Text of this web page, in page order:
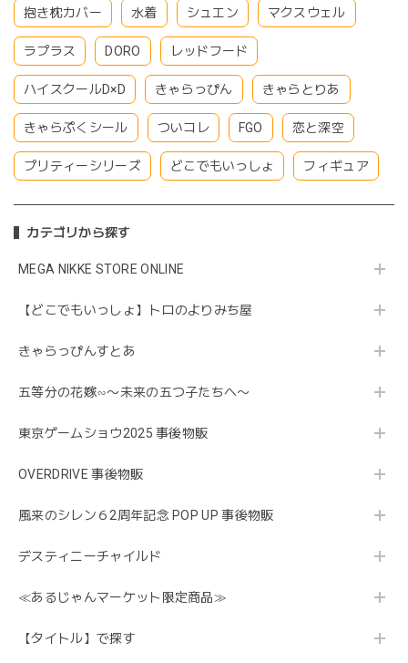
抱き枕カバー 水着 シュエン マクスウェル
ラプラス DORO レッドフード
ハイスクールD×D きゃらっぴん きゃらとりあ
きゃらぷくシール ついコレ FGO 恋と深空
プリティーシリーズ どこでもいっしょ フィギュア
カテゴリから探す
MEGA NIKKE STORE ONLINE
【どこでもいっしょ】トロのよりみち屋
きゃらっぴんすとあ
五等分の花嫁∽〜未来の五つ子たちへ〜
東京ゲームショウ2025 事後物販
OVERDRIVE 事後物販
風来のシレン６2周年記念 POP UP 事後物販
デスティニーチャイルド
≪あるじゃんマーケット限定商品≫
【タイトル】で探す